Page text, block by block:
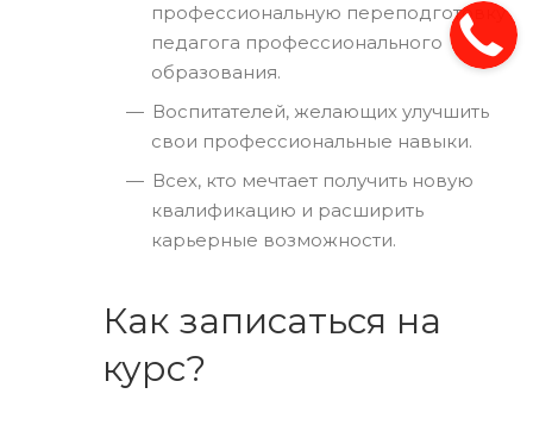
профессиональную переподготовку
педагога профессионального
образования.
Воспитателей, желающих улучшить
свои профессиональные навыки.
Всех, кто мечтает получить новую
квалификацию и расширить
карьерные возможности.
Как записаться на
курс?